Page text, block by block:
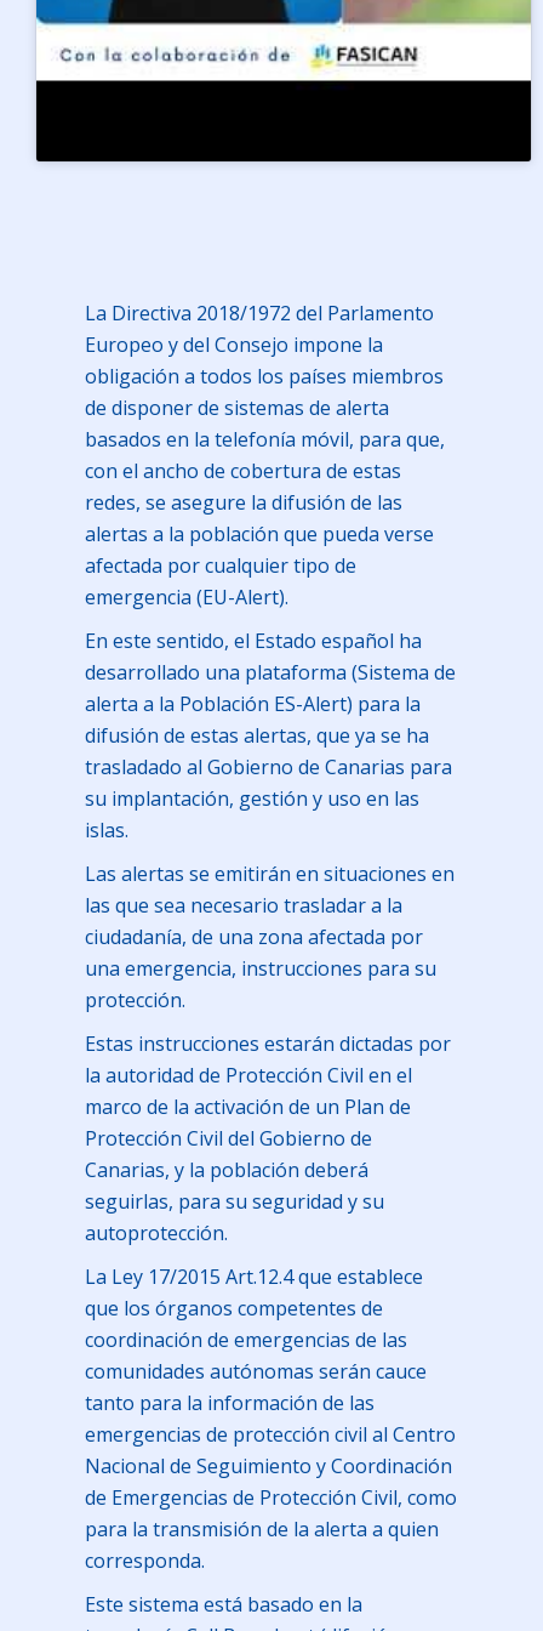
La Directiva 2018/1972 del Parlamento
Europeo y del Consejo impone la
obligación a todos los países miembros
de disponer de sistemas de alerta
basados en la telefonía móvil, para que,
con el ancho de cobertura de estas
redes, se asegure la difusión de las
alertas a la población que pueda verse
afectada por cualquier tipo de
emergencia (EU-Alert).
En este sentido, el Estado español ha
desarrollado una plataforma (Sistema de
alerta a la Población ES-Alert) para la
difusión de estas alertas, que ya se ha
trasladado al Gobierno de Canarias para
su implantación, gestión y uso en las
islas.
Las alertas se emitirán en situaciones en
las que sea necesario trasladar a la
ciudadanía, de una zona afectada por
una emergencia, instrucciones para su
protección.
Estas instrucciones estarán dictadas por
la autoridad de Protección Civil en el
marco de la activación de un Plan de
Protección Civil del Gobierno de
Canarias, y la población deberá
seguirlas, para su seguridad y su
autoprotección.
La Ley 17/2015 Art.12.4 que establece
que los órganos competentes de
coordinación de emergencias de las
comunidades autónomas serán cauce
tanto para la información de las
emergencias de protección civil al Centro
Nacional de Seguimiento y Coordinación
de Emergencias de Protección Civil, como
para la transmisión de la alerta a quien
corresponda.
Este sistema está basado en la